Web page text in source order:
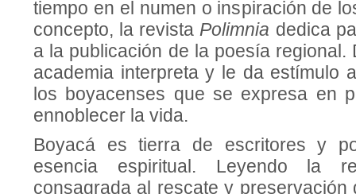
tiempo en el numen o inspiración de
concepto, la revistaPolimnia dedica
a la publicación de la poesía regional.
academia interpreta y le da estímulo
los boyacenses que se expresa en
ennoblecer la vida.
Boyacá es tierra de escritores y
esencia espiritual. Leyendo la
consagrada al rescate y preservación